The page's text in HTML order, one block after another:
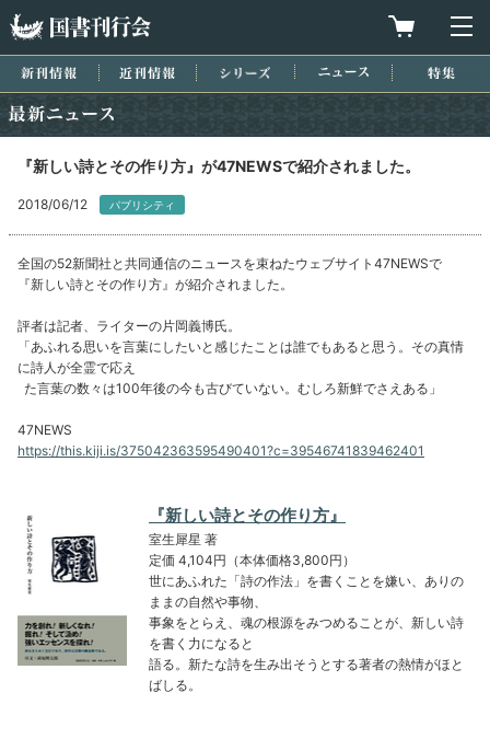
買物カゴを
新刊情報 近刊情報 シリーズ ニュース
『新しい詩とその作り方』が47NEWSで紹介されました。
2018/06/12 パブリシティ
全国の52新聞社と共同通信のニュースを束ねたウェブサイト47NEWSで
『新しい詩とその作り方』が紹介されました。
評者は記者、ライターの片岡義博氏。
「あふれる思いを言葉にしたいと感じたことは誰でもあると思う。その真情
に詩人が全霊で応え
た言葉の数々は100年後の今も古びていない。むしろ新鮮でさえある」
47NEWS
https://this.kiji.is/375042363595490401?c=39546741839462401
『新しい詩とその作り方』
室生犀星 著
定価 4,104円（本体価格3,800円）
世にあふれた「詩の作法」を書くことを嫌い、ありの
ままの自然や事物、
事象をとらえ、魂の根源をみつめることが、新しい詩
を書く力になると
語る。新たな詩を生み出そうとする著者の熱情がほと
ばしる。